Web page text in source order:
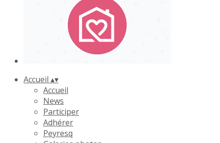
Accueil ▴▾
Accueil
News
Participer
Adhérer
Peyresq